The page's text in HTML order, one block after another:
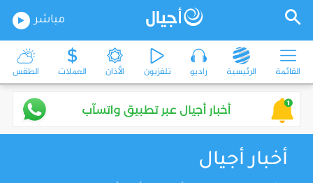
مباشر
القائمة الرئيسية راديو تلفزيون الأذان العملات الطقس
أخبار أجيال